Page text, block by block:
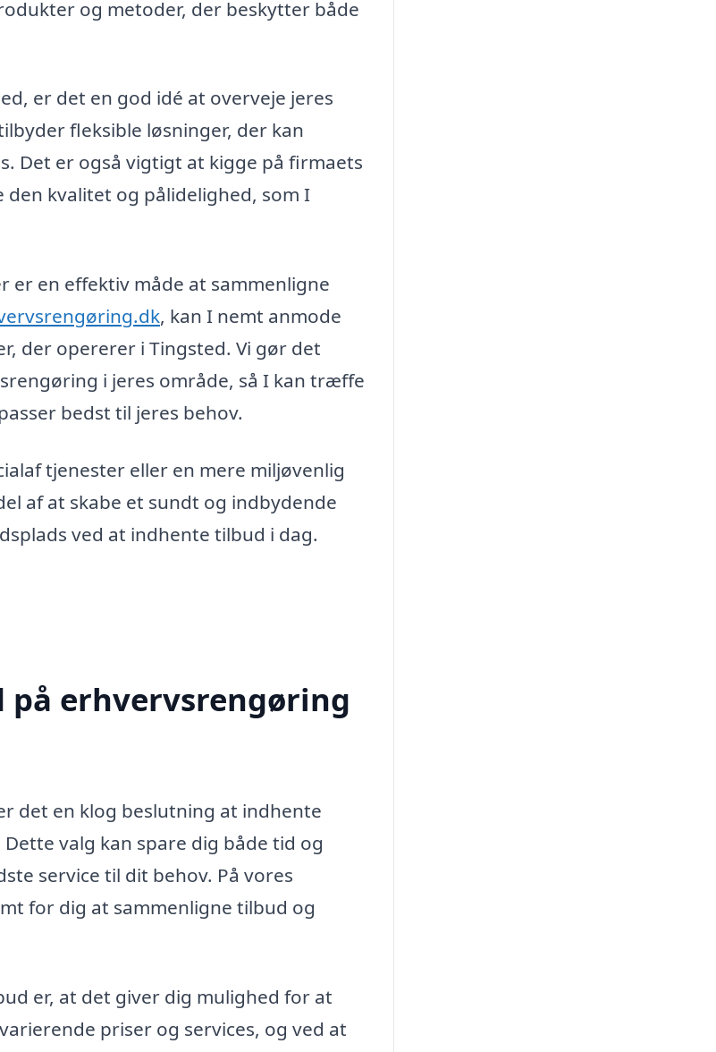
og metoder, der beskytter både
er det en god idé at overveje jeres
fleksible løsninger, der kan
Det er også vigtigt at kigge på firmaets
kvalitet og pålidelighed, som I
en effektiv måde at sammenligne
, kan I nemt anmode
der opererer i Tingsted. Vi gør det
i jeres område, så I kan træffe
bedst til jeres behov.
tjenester eller en mere miljøvenlig
af at skabe et sundt og indbydende
ved at indhente tilbud i dag.
erhvervsrengøring
det en klog beslutning at indhente
valg kan spare dig både tid og
service til dit behov. På vores
for dig at sammenligne tilbud og
er, at det giver dig mulighed for at
priser og services, og ved at